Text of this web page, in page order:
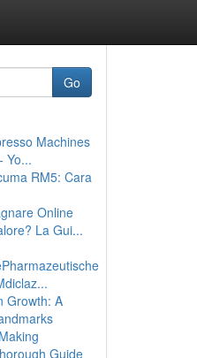
Go
Machines
Yo...
RM5: Cara
Online
La Gui...
Growth: A
Guide